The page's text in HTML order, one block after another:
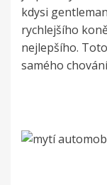
kdysi
rychlejšího
nejlepšího.
samého